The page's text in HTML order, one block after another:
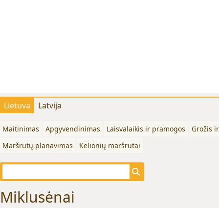
Lietuva Latvija
Maitinimas Apgyvendinimas Laisvalaikis ir pramogos
Grožis
Maršrutų planavimas
Kelionių maršrutai
Miklusėnai